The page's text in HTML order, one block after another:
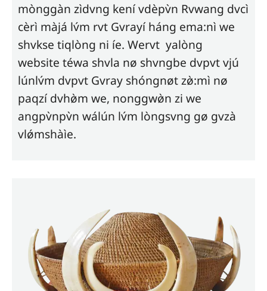
mònggàn zìdvng kení vdèpv̀n Rvwang dvcì
cèrì màjá lv́m rvt Gvrayí háng ema:nì we
shvkse tiqlòng ni íe. Wervt yalòng
website téwa shvla nø shvngbe dvpvt vjú
lúnlv́m dvpvt Gvray shóngnøt zø̀:mì nø
paqzí dvhø̀m we, nonggwø̀n zi we
angpv̀npv̀n wálún lv́m lòngsvng gø gvzà
vlǿmshàìe.